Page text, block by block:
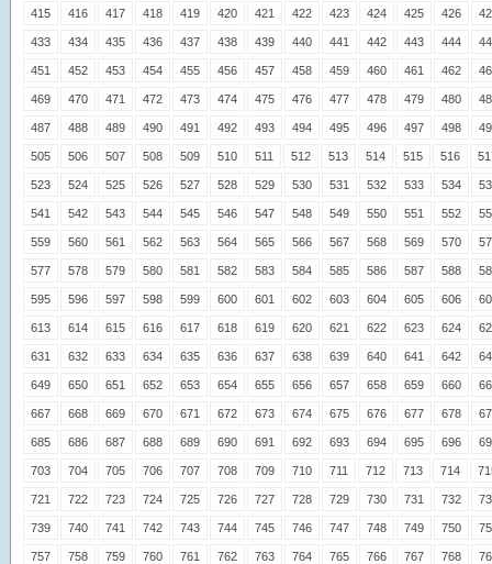
415 416 417 418 419 420 421 422 423 424 425 426
433 434 435 436 437 438 439 440 441 442 443 444
451 452 453 454 455 456 457 458 459 460 461 462
469 470 471 472 473 474 475 476 477 478 479 480
487 488 489 490 491 492 493 494 495 496 497 498
505 506 507 508 509 510 511 512 513 514 515 516
523 524 525 526 527 528 529 530 531 532 533 534
541 542 543 544 545 546 547 548 549 550 551 552
559 560 561 562 563 564 565 566 567 568 569 570
577 578 579 580 581 582 583 584 585 586 587 588
595 596 597 598 599 600 601 602 603 604 605 606
613 614 615 616 617 618 619 620 621 622 623 624
631 632 633 634 635 636 637 638 639 640 641 642
649 650 651 652 653 654 655 656 657 658 659 660
667 668 669 670 671 672 673 674 675 676 677 678
685 686 687 688 689 690 691 692 693 694 695 696
703 704 705 706 707 708 709 710 711 712 713 714
721 722 723 724 725 726 727 728 729 730 731 732
739 740 741 742 743 744 745 746 747 748 749 750
757 758 759 760 761 762 763 764 765 766 767 768